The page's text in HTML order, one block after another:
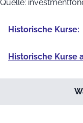
Quelle:
Historische Kurse:
Historische Kurse